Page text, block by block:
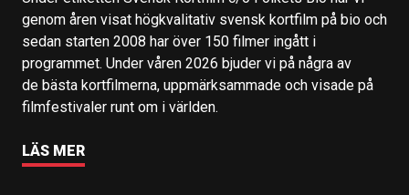
genom åren visat högkvalitativ svensk kortfilm på bio och
sedan starten 2008 har över 150 filmer ingått i
programmet. Under våren 2026 bjuder vi på några av
de bästa kortfilmerna, uppmärksammade och visade på
filmfestivaler runt om i världen.
LÄS MER